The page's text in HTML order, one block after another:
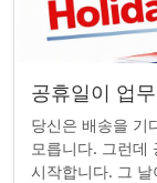
공휴일이 업
당신은 배송을 기
모릅니다. 그런데
시작합니다. 그